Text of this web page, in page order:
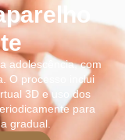
adolescência, com
O processo inclui
3D e uso dos
para
gradual.